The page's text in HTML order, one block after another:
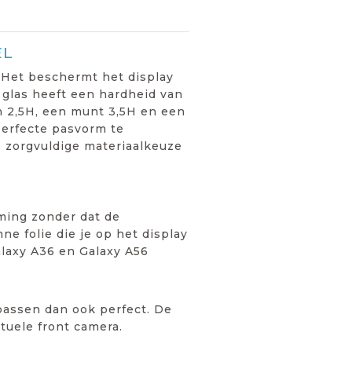
beschermt het display
heeft een hardheid van
een munt 3,5H en een
pasvorm te
materiaalkeuze
zonder dat de
folie die je op het display
A36 en Galaxy A56
dan ook perfect. De
front camera.